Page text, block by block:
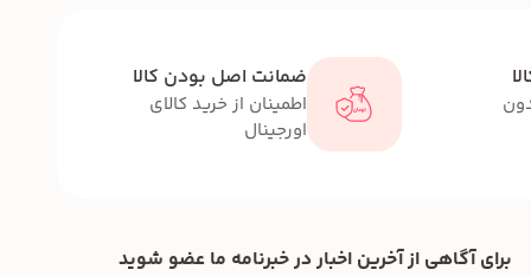
ضمانت اصل بودن کالا
اطمینان از خرید کالای
اورجینال
برای آگاهی از آخرین اخبار در خبرنامه ما عضو شوید